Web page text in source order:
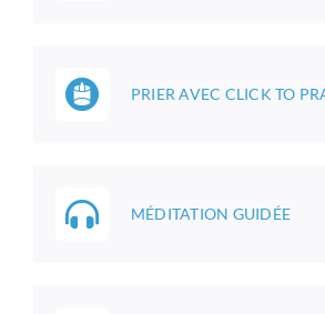
PRIER AVEC CLICK TO
MÉDITATION GUIDÉE